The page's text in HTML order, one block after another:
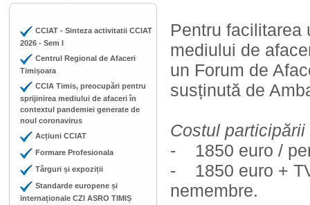
CCIAT - Sinteza activitatii CCIAT
2026 - Sem I
Centrul Regional de Afaceri
Timișoara
CCIA Timis, preocupări pentru
sprijinirea mediului de afaceri în
contextul pandemiei generate de
noul coronavirus
Acțiuni CCIAT
Formare Profesionala
Târguri și expoziții
Standarde europene și
internaționale CZI ASRO TIMIȘ
Pentru facilitarea
mediului de
un Forum de
susținută de
Costul
- 1850 euro /
- 1850 euro +
nemembre.